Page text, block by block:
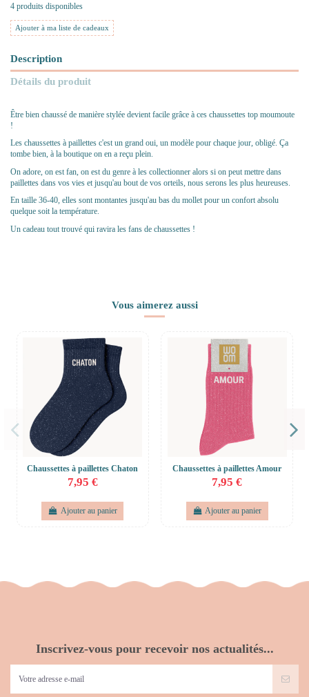
4 produits disponibles
Ajouter à ma liste de cadeaux
Description
Détails du produit
Être bien chaussé de manière stylée devient facile grâce à ces chaussettes top moumoute
!
Les chaussettes à paillettes c'est un grand oui, un modèle pour chaque jour, obligé. Ça
tombe bien, à la boutique on en a reçu plein.
On adore, on est fan, on est du genre à les collectionner alors si on peut mettre dans
paillettes dans vos vies et jusqu'au bout de vos orteils, nous serons les plus heureuses.
En taille 36-40, elles sont montantes jusqu'au bas du mollet pour un confort absolu
quelque soit la température.
Un cadeau tout trouvé qui ravira les fans de chaussettes !
Vous aimerez aussi
Chaussettes à paillettes Chaton
7,95 €
Ajouter au panier
Chaussettes à paillettes Amour
7,95 €
Ajouter au panier
Inscrivez-vous pour recevoir nos actualités...